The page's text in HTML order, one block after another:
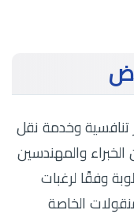
تنافسية وخدمة نقل
والمهندسين
وفقًا لرغبات
الخاصة